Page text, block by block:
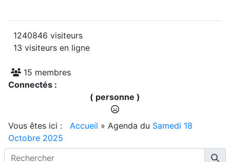
1240846 visiteurs
13 visiteurs en ligne
15 membres
Connectés :
( personne )
Vous êtes ici : Accueil » Agenda du Samedi 18
Octobre 2025